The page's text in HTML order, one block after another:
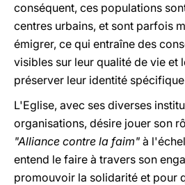
conséquent, ces populations
centres urbains, et sont parfois
émigrer, ce qui entraîne des
visibles sur leur qualité de vie et
préserver leur identité
L'Eglise, avec ses diverses
organisations, désire jouer son
"Alliance contre la faim" à
entend le faire à travers son
promouvoir la solidarité et pour